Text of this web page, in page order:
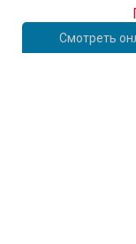
Смотреть